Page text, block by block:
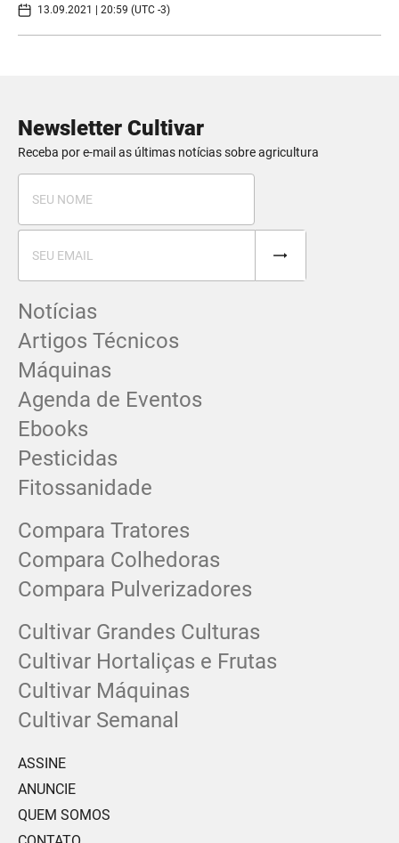
13.09.2021 | 20:59 (UTC -3)
Newsletter Cultivar
Receba por e-mail as últimas notícias sobre agricultura
Notícias
Artigos Técnicos
Máquinas
Agenda de Eventos
Ebooks
Pesticidas
Fitossanidade
Compara Tratores
Compara Colhedoras
Compara Pulverizadores
Cultivar Grandes Culturas
Cultivar Hortaliças e Frutas
Cultivar Máquinas
Cultivar Semanal
ASSINE
ANUNCIE
QUEM SOMOS